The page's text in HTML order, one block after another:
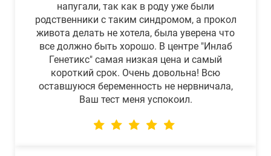
напугали, так как в роду уже были
родственники с таким синдромом, а прокол
живота делать не хотела, была уверена что
все должно быть хорошо. В центре "Инлаб
Генетикс" самая низкая цена и самый
короткий срок. Очень довольна! Всю
оставшуюся беременность не нервничала,
Ваш тест меня успокоил.